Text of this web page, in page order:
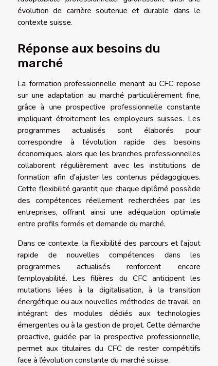
évolution de carrière soutenue et durable dans le
contexte suisse.
Réponse aux besoins du
marché
La formation professionnelle menant au CFC repose
sur une adaptation au marché particulièrement fine,
grâce à une prospective professionnelle constante
impliquant étroitement les employeurs suisses. Les
programmes actualisés sont élaborés pour
correspondre à l’évolution rapide des besoins
économiques, alors que les branches professionnelles
collaborent régulièrement avec les institutions de
formation afin d’ajuster les contenus pédagogiques.
Cette flexibilité garantit que chaque diplômé possède
des compétences réellement recherchées par les
entreprises, offrant ainsi une adéquation optimale
entre profils formés et demande du marché.
Dans ce contexte, la flexibilité des parcours et l’ajout
rapide de nouvelles compétences dans les
programmes actualisés renforcent encore
l’employabilité. Les filières du CFC anticipent les
mutations liées à la digitalisation, à la transition
énergétique ou aux nouvelles méthodes de travail, en
intégrant des modules dédiés aux technologies
émergentes ou à la gestion de projet. Cette démarche
proactive, guidée par la prospective professionnelle,
permet aux titulaires du CFC de rester compétitifs
face à l’évolution constante du marché suisse.